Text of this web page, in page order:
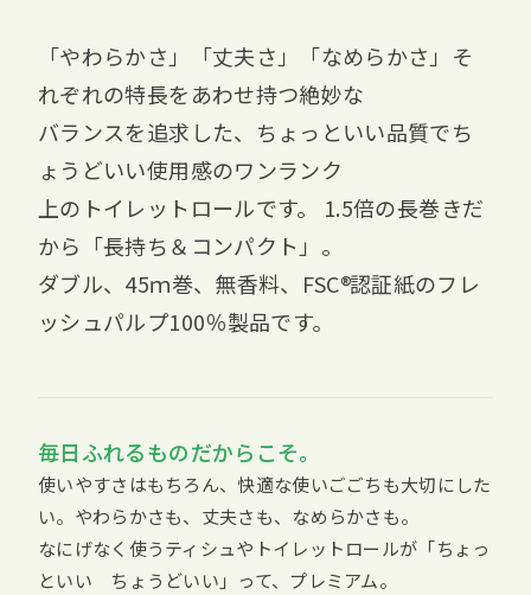
「やわらかさ」「丈夫さ」「なめらかさ」そ
れぞれの特長をあわせ持つ絶妙な
バランスを追求した、ちょっといい品質でち
ょうどいい使用感のワンランク
上のトイレットロールです。 1.5倍の長巻きだ
から「長持ち＆コンパクト」。
ダブル、45ｍ巻、無香料、 FSC 認証紙のフレ
ッシュパルプ100％製品です。
毎日ふれるものだからこそ。
使いやすさはもちろん、快適な使いごごちも大切にした
い。やわらかさも、丈夫さも、なめらかさも。
なにげなく使うティシュやトイレットロールが「ちょっ
といい ちょうどいい」って、プレミアム。